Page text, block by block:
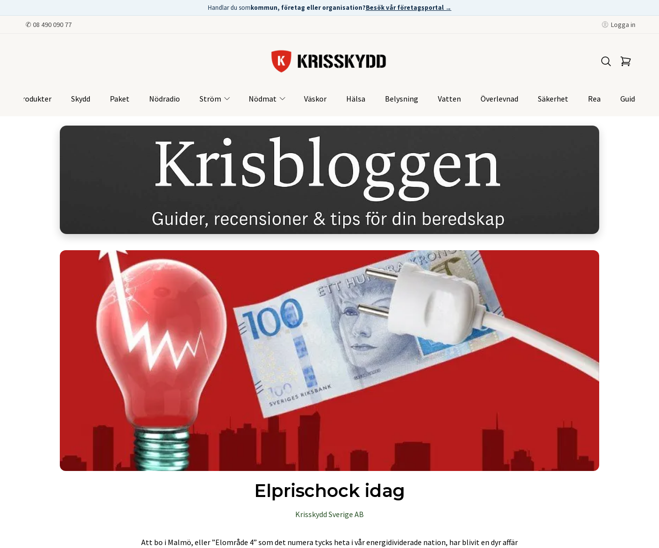
Handlar du somkommun, företag eller organisation?Besök vår företagsportal →
✆ 08 490 090 77 Logga in
Produkter Skydd Paket Nödradio Ström Nödmat Väskor Hälsa Belysning Vatten Överlevnad Säkerhet Rea Guider
Elprischock idag
Krisskydd Sverige AB
Att bo i Malmö, eller ”Elområde 4” som det numera tycks heta i vår energidividerade nation, har blivit en dyr affär